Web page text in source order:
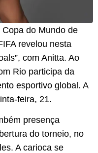
do Mundo de
revelou nesta
com Anitta. Ao
Rio participa da
esportivo global. A
feira, 21.
presença
do torneio, no
A carioca se